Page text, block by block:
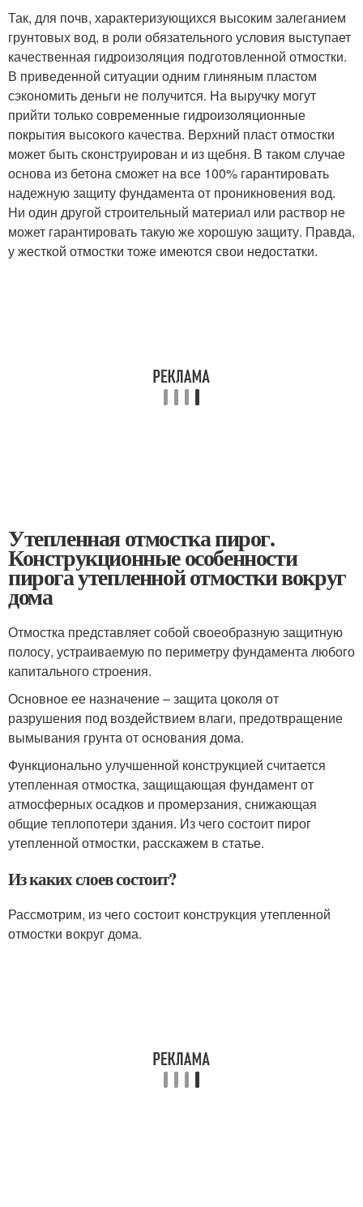
Так, для почв, характеризующихся высоким залеганием
грунтовых вод, в роли обязательного условия выступает
качественная гидроизоляция подготовленной отмостки.
В приведенной ситуации одним глиняным пластом
сэкономить деньги не получится. На выручку могут
прийти только современные гидроизоляционные
покрытия высокого качества. Верхний пласт отмостки
может быть сконструирован и из щебня. В таком случае
основа из бетона сможет на все 100% гарантировать
надежную защиту фундамента от проникновения вод.
Ни один другой строительный материал или раствор не
может гарантировать такую же хорошую защиту. Правда,
у жесткой отмостки тоже имеются свои недостатки.
Утепленная отмостка пирог.
Конструкционные особенности
пирога утепленной отмостки вокруг
дома
Отмостка представляет собой своеобразную защитную
полосу, устраиваемую по периметру фундамента любого
капитального строения.
Основное ее назначение – защита цоколя от
разрушения под воздействием влаги, предотвращение
вымывания грунта от основания дома.
Функционально улучшенной конструкцией считается
утепленная отмостка, защищающая фундамент от
атмосферных осадков и промерзания, снижающая
общие теплопотери здания. Из чего состоит пирог
утепленной отмостки, расскажем в статье.
Из каких слоев состоит?
Рассмотрим, из чего состоит конструкция утепленной
отмостки вокруг дома.